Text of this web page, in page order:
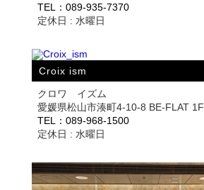
TEL：089-935-7370
定休日 : 水曜日
Croix ism
クロワ イズム
愛媛県松山市湊町4-10-8 BE-FLAT 1F
TEL：089-968-1500
定休日 : 水曜日